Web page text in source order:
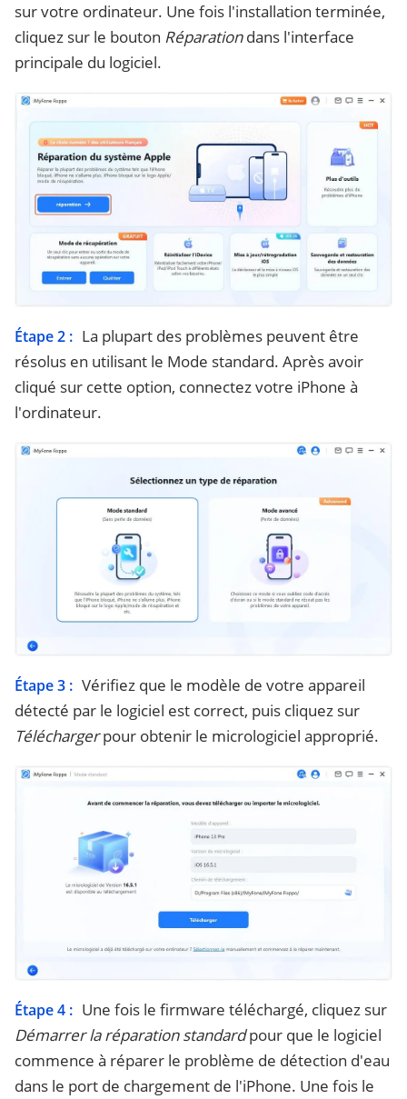
sur votre ordinateur. Une fois l'installation terminée,
cliquez sur le bouton Réparationdans l'interface
principale du logiciel.
Étape 2 : La plupart des problèmes peuvent être
résolus en utilisant le Mode standard. Après avoir
cliqué sur cette option, connectez votre iPhone à
l'ordinateur.
Étape 3 : Vérifiez que le modèle de votre appareil
détecté par le logiciel est correct, puis cliquez sur
Téléchargerpour obtenir le micrologiciel approprié.
Étape 4 : Une fois le firmware téléchargé, cliquez sur
Démarrer la réparation standardpour que le logiciel
commence à réparer le problème de détection d'eau
dans le port de chargement de l'iPhone. Une fois le